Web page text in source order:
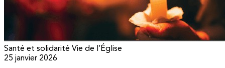
Santé et solidarité Vie de l’Église
25 janvier 2026